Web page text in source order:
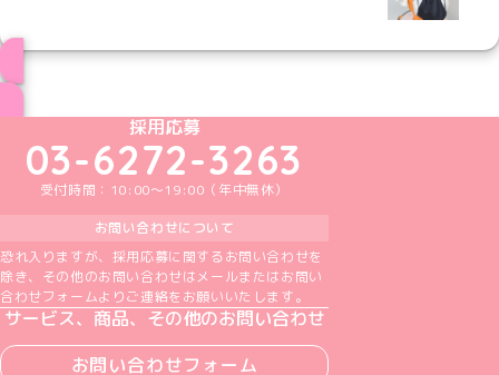
めいどりーみんTikTok公式アカウント
めいどりーみんX公式アカウント
めいどりーみんInstagram公式アカウント
めいどりーみんFacebook公式アカウン
めいどりーみんYouTube公式アカ
採用応募
03-6272-3263
受付時間：10:00～19:00（年中無休）
お問い合わせについて
恐れ入りますが、採用応募に関するお問い合わせを
除き、その他のお問い合わせはメールまたはお問い
合わせフォームよりご連絡をお願いいたします。
サービス、商品、その他のお問い合わせ
お問い合わせフォーム